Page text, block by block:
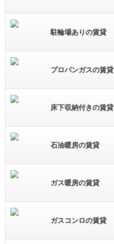
駐輪場ありの賃貸
プロパンガスの賃貸
床下収納付きの賃貸
石油暖房の賃貸
ガス暖房の賃貸
ガスコンロの賃貸